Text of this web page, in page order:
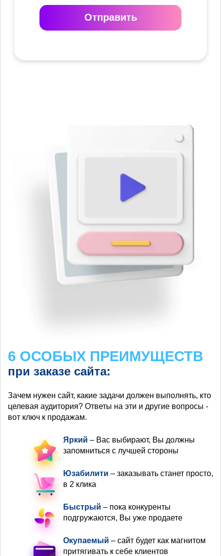
Отправить
6 ОСОБЫХ ПРЕИМУЩЕСТВ
при заказе сайта:
Зачем нужен сайт, какие задачи должен выполнять, кто
целевая аудитория? Ответы на эти и другие вопросы -
вот ключ к продажам.
Яркий – Вас выбирают, Вы должны
запомниться с лучшей стороны
Юзабилити – заказывать станет просто,
в 2 клика
Быстрый – пока конкуренты
подгружаются, Вы уже продаете
Окупаемый – сайт будет как магнитом
притягивать к себе клиентов